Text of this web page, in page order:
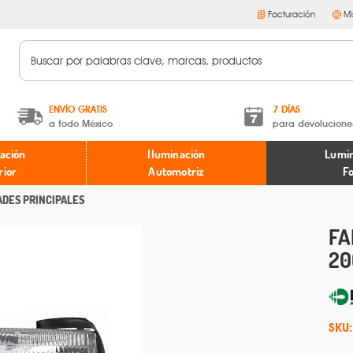
Facturación
ENVÍO GRATIS
a todo México
A partir de $599 MXN.
* Aplican restricciones
7 DÍAS
para
Términos y condiciones
Políticas de devoluciones
Iluminación
Automotriz
PRINCIPALES
SKU: